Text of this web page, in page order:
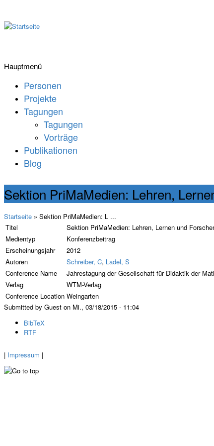
Hauptmenü
Personen
Projekte
Tagungen
Tagungen
Vorträge
Publikationen
Blog
Sektion PriMaMedien: Lehren,
Startseite » Sektion PriMaMedien: L ...
Titel
Sektion PriMaMedien: Lehren, Lernen und
Medientyp
Konferenzbeitrag
Erscheinungsjahr
2012
Autoren
Schreiber, C, Ladel, S
Conference Name
Jahrestagung der Gesellschaft für Didaktik der
Verlag
WTM-Verlag
Conference Location Weingarten
Submitted by Guest on Mi., 03/18/2015 - 11:04
BibTeX
RTF
| Impressum |